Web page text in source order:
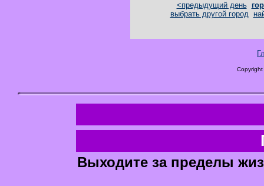
<предыдущий день
выбрать другой город
Выходите за пределы